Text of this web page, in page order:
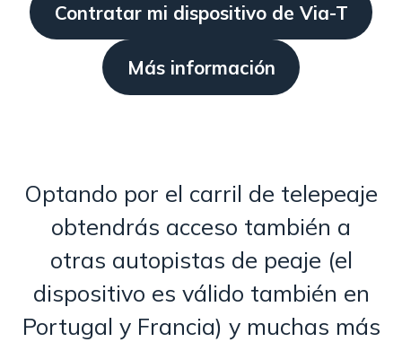
Contratar mi dispositivo de Via-T
Más información
Optando por el carril de telepeaje
obtendrás acceso también a
otras autopistas de peaje (el
dispositivo es válido también en
Portugal y Francia) y muchas más